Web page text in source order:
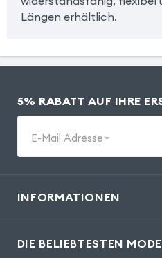
Längen erhältlich.
5% RABATT AUF IHRE
E-Mail Adresse *
INFORMATIONEN
DIE BELIEBTESTEN